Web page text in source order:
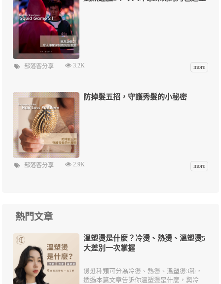
部落客分享 3.2K more
防掉髮五招，守護秀髮的小秘密
部落客分享 2.9K more
熱門文章
溫塑燙是什麼？冷燙、熱燙、溫塑燙5
大差別一次掌握
燙髮種類可分為冷燙、熱燙、溫塑燙3種，
透過本篇文章告訴你溫塑燙是什麼，與冷